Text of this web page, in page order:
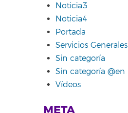
Noticia3
Noticia4
Portada
Servicios Generales
Sin categoría
Sin categoría @en
Vídeos
META